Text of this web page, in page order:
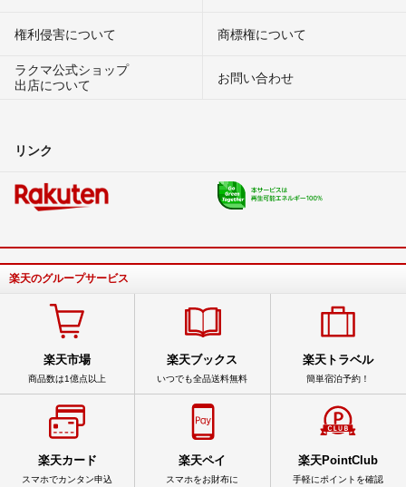
権利侵害について
商標権について
ラクマ公式ショップ
出店について
お問い合わせ
リンク
楽天のグループサービス
楽天市場
商品数は1億点以上
楽天ブックス
いつでも全品送料無料
楽天トラベル
簡単宿泊予約！
楽天カード
スマホでカンタン申込
楽天ペイ
スマホをお財布に
楽天PointClub
手軽にポイントを確認